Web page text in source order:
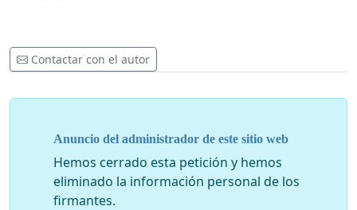
Contactar con el autor
Anuncio del administrador de este sitio web
Hemos cerrado esta petición y hemos
eliminado la información personal de los
firmantes.